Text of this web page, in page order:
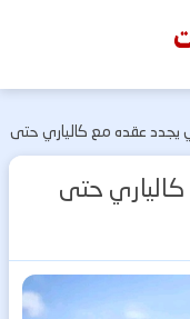
يجدد عقده مع كالياري حتى
حتى